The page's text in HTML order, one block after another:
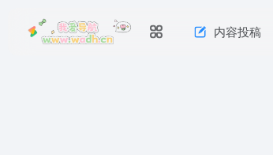
内容投稿